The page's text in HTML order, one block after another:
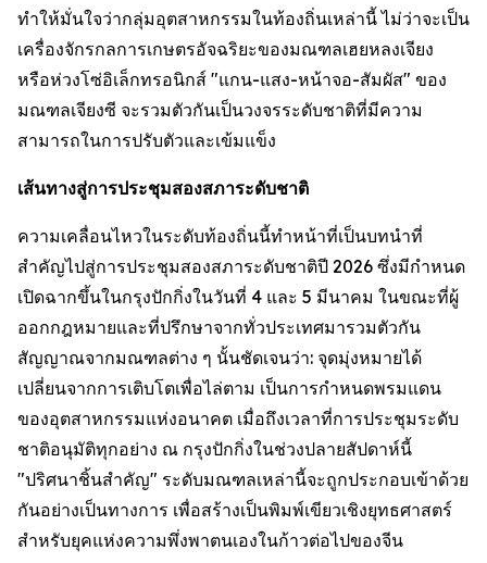
ทำให้มั่นใจว่ากลุ่มอุตสาหกรรมในท้องถิ่นเหล่านี้ ไม่ว่าจะเป็น
เครื่องจักรกลการเกษตรอัจฉริยะของมณฑลเฮยหลงเจียง
หรือห่วงโซ่อิเล็กทรอนิกส์ "แกน-แสง-หน้าจอ-สัมผัส" ของ
มณฑลเจียงซี จะรวมตัวกันเป็นวงจรระดับชาติที่มีความ
สามารถในการปรับตัวและเข้มแข็ง
เส้นทางสู่การประชุมสองสภาระดับชาติ
ความเคลื่อนไหวในระดับท้องถิ่นนี้ทำหน้าที่เป็นบทนำที่
สำคัญไปสู่การประชุมสองสภาระดับชาติปี 2026 ซึ่งมีกำหนด
เปิดฉากขึ้นในกรุงปักกิ่งในวันที่ 4 และ 5 มีนาคม ในขณะที่ผู้
ออกกฎหมายและที่ปรึกษาจากทั่วประเทศมารวมตัวกัน
สัญญาณจากมณฑลต่าง ๆ นั้นชัดเจนว่า: จุดมุ่งหมายได้
เปลี่ยนจากการเติบโตเพื่อไล่ตาม เป็นการกำหนดพรมแดน
ของอุตสาหกรรมแห่งอนาคต เมื่อถึงเวลาที่การประชุมระดับ
ชาติอนุมัติทุกอย่าง ณ กรุงปักกิ่งในช่วงปลายสัปดาห์นี้
"ปริศนาชิ้นสำคัญ" ระดับมณฑลเหล่านี้จะถูกประกอบเข้าด้วย
กันอย่างเป็นทางการ เพื่อสร้างเป็นพิมพ์เขียวเชิงยุทธศาสตร์
สำหรับยุคแห่งความพึ่งพาตนเองในก้าวต่อไปของจีน